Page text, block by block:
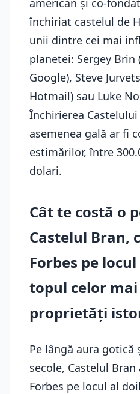
american și co-
închiriat castelul de
unii dintre cei mai
planetei: Sergey
Google), Steve
Hotmail) sau Luke
Închirierea
asemenea gală ar fi
estimărilor, între
dolari.
Cât te costă o
Castelul Bran,
Forbes pe
topul celor
proprietăți
Pe lângă aura gotică
secole, Castelul
Forbes pe locul al